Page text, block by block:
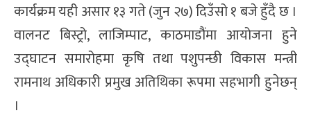
कार्यक्रम यही असार १३ गते (जुन २७) दिउँसो १ बजे हुँदै छ ।
वालनट बिस्ट्रो, लाजिम्पाट, काठमाडौंमा आयोजना हुने
उद्घाटन समारोहमा कृषि तथा पशुपन्छी विकास मन्त्री
रामनाथ अधिकारी प्रमुख अतिथिका रूपमा सहभागी हुनेछन्
।